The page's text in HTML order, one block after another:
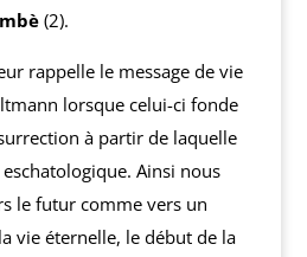
(2).
rappelle le message de vie
lorsque celui-ci fonde
à partir de laquelle
Ainsi nous
le futur comme vers un
vie éternelle, le début de la